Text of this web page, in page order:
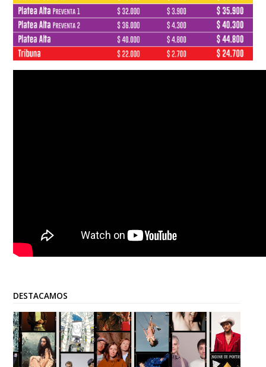
DESTACAMOS